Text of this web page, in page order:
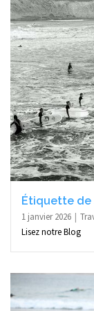
Étiquette de
1 janvier 2026
Lisez notre Blog